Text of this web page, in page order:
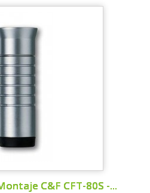
C&F CFT-80S -...